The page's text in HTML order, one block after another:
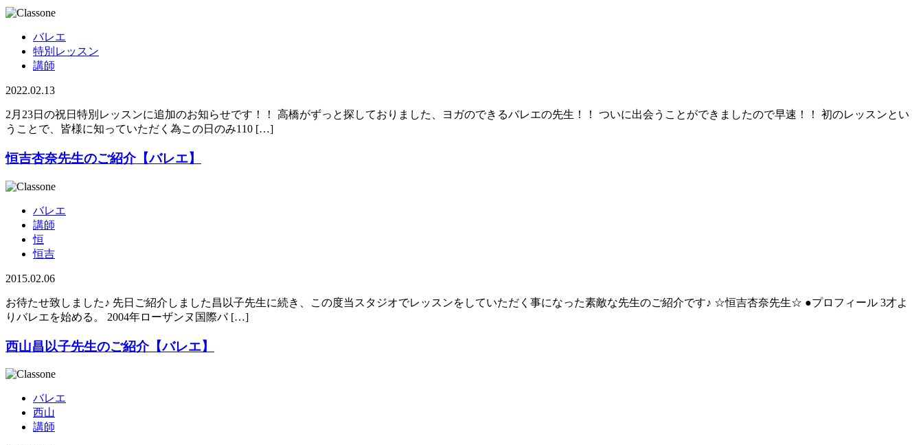
バレエ
特別レッスン
講師
2022.02.13
2月23日の祝日特別レッスンに追加のお知らせです！！ 高橋がずっと探しておりました、ヨガのできるバレエの先生！！ ついに出会うことができましたので早速！！ 初のレッスンとい
うことで、皆様に知っていただく為この日のみ110 […]
恒吉杏奈先生のご紹介【バレエ】
バレエ
講師
恒
恒吉
2015.02.06
お待たせ致しました♪ 先日ご紹介しました昌以子先生に続き、この度当スタジオでレッスンをしていただく事になった素敵な先生のご紹介です♪ ☆恒吉杏奈先生☆ ●プロフィール 3才よ
りバレエを始める。 2004年ローザンヌ国際バ […]
西山昌以子先生のご紹介【バレエ】
バレエ
西山
講師